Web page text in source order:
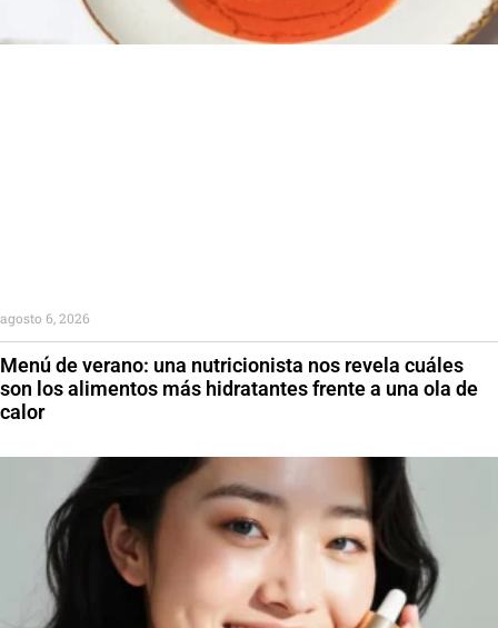
Menú de verano: una nutricionista nos revela cuáles
son los alimentos más hidratantes frente a una ola de
calor
agosto 6, 2026